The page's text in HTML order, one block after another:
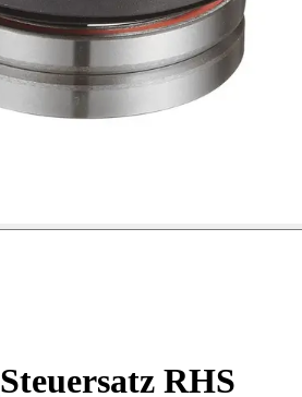
Steuersatz RHS